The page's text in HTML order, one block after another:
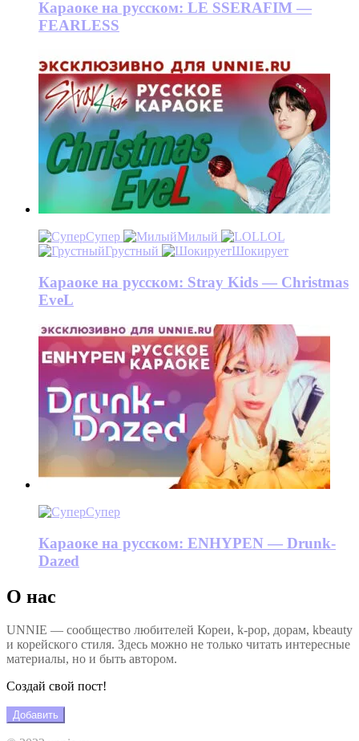
Караоке на русском: LE SSERAFIM —
FEARLESS
Супер Милый
LOL
Грустный
Шокирует
Караоке на русском: Stray Kids — Christmas
EveL
Супер
Караоке на русском: ENHYPEN — Drunk-
Dazed
О нас
UNNIE — сообщество любителей Кореи, k-pop, дорам, kbeauty
и корейского стиля. Здесь можно не только читать интересные
материалы, но и быть автором.
Создай свой пост!
Добавить